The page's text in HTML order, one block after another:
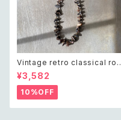
Vintage retro classical rou
gh cut shell beads necklac
e レトロ ヴィンテージ アクセサ
リー クラシカル ラフカット シェ
ル ビーズ ネックレス
¥3,582
10%OFF